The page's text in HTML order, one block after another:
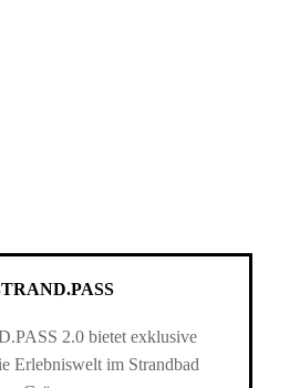
2.0 bietet exklusive
Erlebniswelt im Strandbad